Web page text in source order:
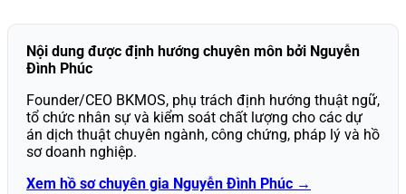
Nội dung được định hướng chuyên môn bởi Nguyễn
Đình Phúc
Founder/CEO BKMOS, phụ trách định hướng thuật ngữ,
tổ chức nhân sự và kiểm soát chất lượng cho các dự
án dịch thuật chuyên ngành, công chứng, pháp lý và hồ
sơ doanh nghiệp.
Xem hồ sơ chuyên gia Nguyễn Đình Phúc →